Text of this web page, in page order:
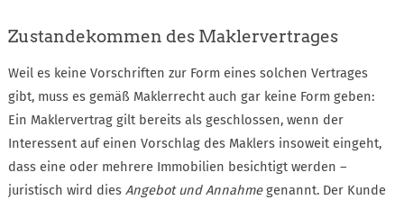
Zustandekommen des Maklervertrages
Weil es keine Vorschriften zur Form eines solchen Vertrages
gibt, muss es gemäß Maklerrecht auch gar keine Form geben:
Ein Maklervertrag gilt bereits als geschlossen, wenn der
Interessent auf einen Vorschlag des Maklers insoweit eingeht,
dass eine oder mehrere Immobilien besichtigt werden –
juristisch wird dies Angebot und Annahmegenannt. Der Kunde